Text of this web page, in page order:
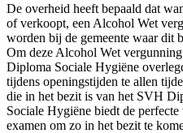
De overheid heeft bepaald dat
of verkoopt, een Alcohol Wet
worden bij de gemeente waar dit
Om deze Alcohol Wet
Diploma Sociale Hygiëne
tijdens openingstijden te allen
die in het bezit is van het SVH
Sociale Hygiëne biedt de
examen om zo in het bezit te